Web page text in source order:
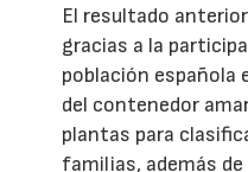
El resultado
gracias a la
población española
del contenedor
plantas para
familias, además